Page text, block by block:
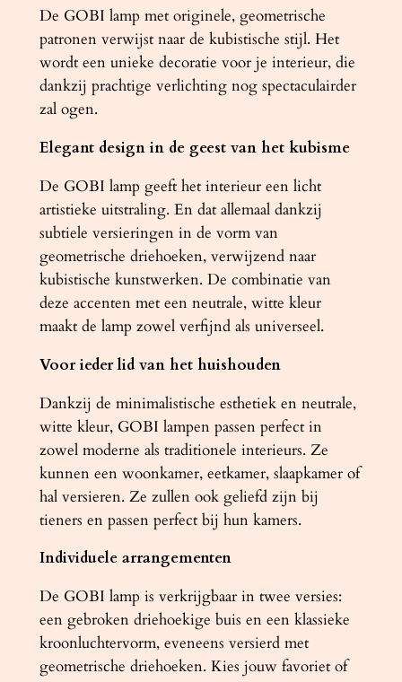
a
m
i
e
k
O
I
a
a
n
t
a
l
De GOBI lamp met originele, geometrische
patronen verwijst naar de kubistische stijl. Het
wordt een unieke decoratie voor je interieur, die
dankzij prachtige verlichting nog spectaculairder
zal ogen.
Elegant design in de geest van het kubisme
De GOBI lamp geeft het interieur een licht
artistieke uitstraling. En dat allemaal dankzij
subtiele versieringen in de vorm van
geometrische driehoeken, verwijzend naar
kubistische kunstwerken. De combinatie van
deze accenten met een neutrale, witte kleur
maakt de lamp zowel verfijnd als universeel.
Voor ieder lid van het huishouden
Dankzij de minimalistische esthetiek en neutrale,
witte kleur, GOBI lampen passen perfect in
zowel moderne als traditionele interieurs. Ze
kunnen een woonkamer, eetkamer, slaapkamer of
hal versieren. Ze zullen ook geliefd zijn bij
tieners en passen perfect bij hun kamers.
Individuele arrangementen
De GOBI lamp is verkrijgbaar in twee versies:
een gebroken driehoekige buis en een klassieke
kroonluchtervorm, eveneens versierd met
geometrische driehoeken. Kies jouw favoriet of